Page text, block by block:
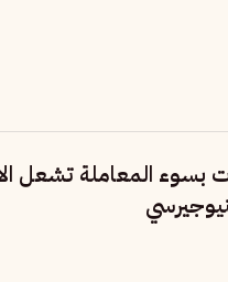
بسوء المعاملة تشعل